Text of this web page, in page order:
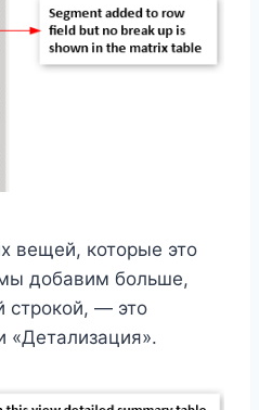
вещей, которые это
добавим больше,
строкой, — это
«Детализация».